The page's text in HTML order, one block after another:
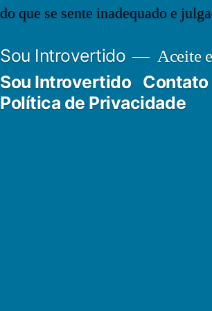
Sou Introvertido Aceite
Sou Introvertido Contato
Política de Privacidade